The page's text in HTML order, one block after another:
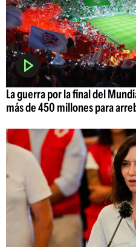
La guerra por la final del
más de 450 millones para